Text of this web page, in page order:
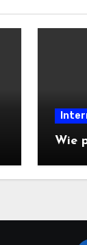
Wie